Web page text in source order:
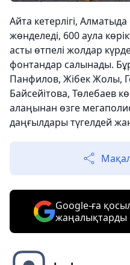
Айта кетерлігі,
жөнделеді, 600 аула
асты өтпелі жолдар
фонтандар салынады.
Панфилов, Жібек Жолы,
Байсейітова, Төлебаев
алаңынан өзге
даңғылдары түгелдей
Google-ға
жаңалықтарды